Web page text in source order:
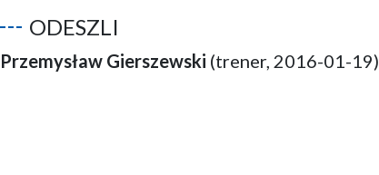
ODESZLI
Przemysław Gierszewski (trener, 2016-01-19)